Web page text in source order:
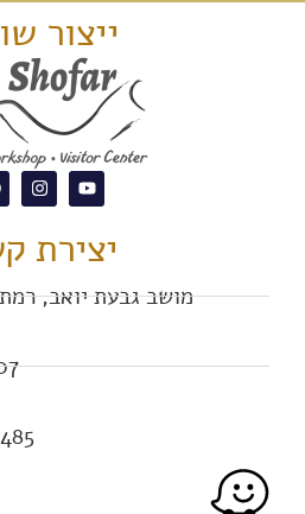
ייצור
יצירת
מושב גבעת יואב, רמת